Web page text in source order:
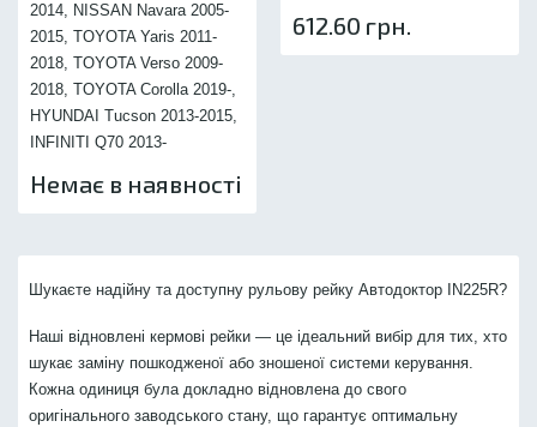
2014, NISSAN Navara 2005-
2015, TOYOTA Yaris 2011-
2018, TOYOTA Verso 2009-
2018, TOYOTA Corolla 2019-,
HYUNDAI Tucson 2013-2015,
INFINITI Q70 2013-
Немає в наявності
612.60 грн.
Шукаєте надійну та доступну рульову рейку Автодоктор IN225R?
Наші відновлені кермові рейки — це ідеальний вибір для тих, хто
шукає заміну пошкодженої або зношеної системи керування.
Кожна одиниця була докладно відновлена до свого
оригінального заводського стану, що гарантує оптимальну